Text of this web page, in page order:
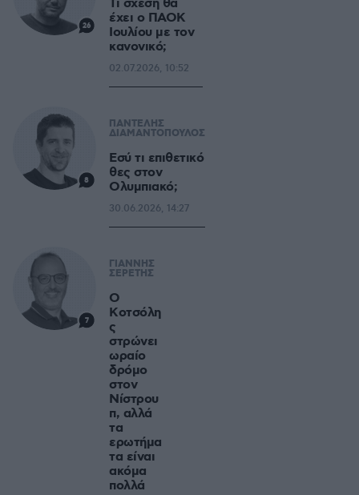
26
Τι σχέση θα
έχει ο ΠΑΟΚ
Ιουλίου με τον
κανονικό;
02.07.2026, 10:52
8
ΠΑΝΤΕΛΗΣ
ΔΙΑΜΑΝΤΟΠΟΥΛΟΣ
Εσύ τι επιθετικό
θες στον
Ολυμπιακό;
30.06.2026, 14:27
7
ΓΙΑΝΝΗΣ
ΣΕΡΕΤΗΣ
O
Kοτσόλη
ς
στρώνει
ωραίο
δρόμο
στον
Νίστρου
π, αλλά
τα
ερωτήμα
τα είναι
ακόμα
πολλά